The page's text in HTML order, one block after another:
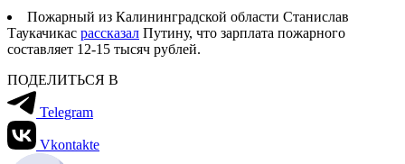
Пожарный из Калининградской области Станислав
Таукачикас рассказал Путину, что зарплата пожарного
составляет 12-15 тысяч рублей.
ПОДЕЛИТЬСЯ В
Telegram
Vkontakte